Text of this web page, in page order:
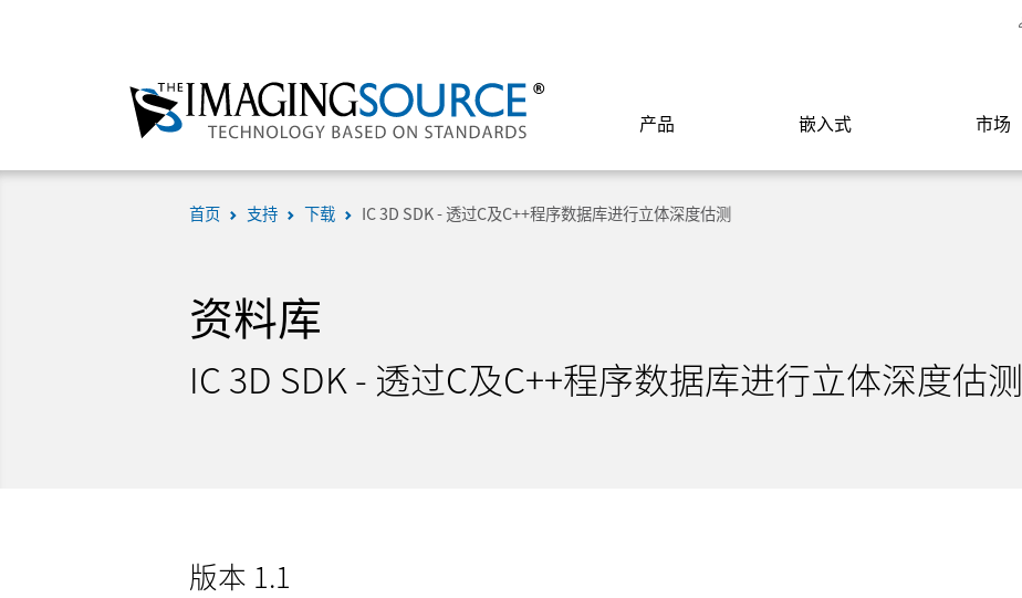
产品 嵌入式 市场
首页 支持 下载 IC 3D SDK - 透过C及C++程序数据库进行立体深度估测
资料库
IC 3D SDK - 透过C及C++程序数据库进行立体深度估测
版本 1.1